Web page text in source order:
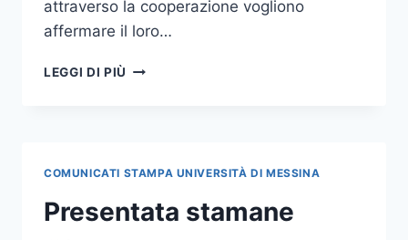
attraverso la cooperazione vogliono
affermare il loro…
LEGGI DI PIÙ CONSEGNATI
GENNARO
COMUNICATI STAMPA UNIVERSITÀ DI MESSINA
Presentata stamane